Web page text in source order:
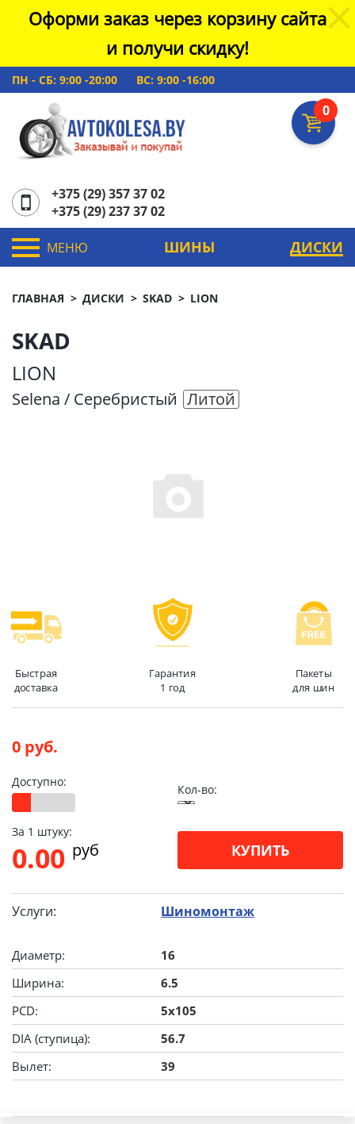
Оформи заказ через корзину сайта
и получи скидку!
ПН - СБ: 9:00 -20:00 ВС: 9:00 -16:00
0
+375 (29) 357 37 02
+375 (29) 237 37 02
МЕНЮ ШИНЫ ДИСКИ
ГЛАВНАЯ ДИСКИ SKAD LION
SKAD
LION
Selena / Серебристый Литой
Быстрая
доставка
Гарантия
1 год
Пакеты
для шин
0 руб.
Доступно:
Кол-во:
За 1 штуку:
0.00 pуб КУПИТЬ
Услуги: Шиномонтаж
Диаметр:
16
Ширина:
6.5
PCD:
5x105
DIA (ступица):
56.7
Вылет:
39